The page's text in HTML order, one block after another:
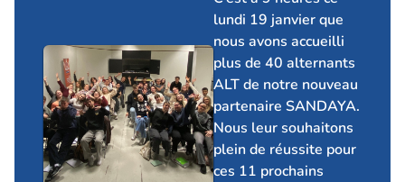
lundi 19 janvier que
nous avons accueilli
plus de 40 alternants
ALT de notre nouveau
partenaire SANDAYA.
Nous leur souhaitons
plein de réussite pour
ces 11 prochains